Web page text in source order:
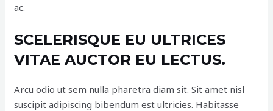
ac.
SCELERISQUE EU ULTRICES
VITAE AUCTOR EU LECTUS.
Arcu odio ut sem nulla pharetra diam sit. Sit amet nisl
suscipit adipiscing bibendum est ultricies. Habitasse